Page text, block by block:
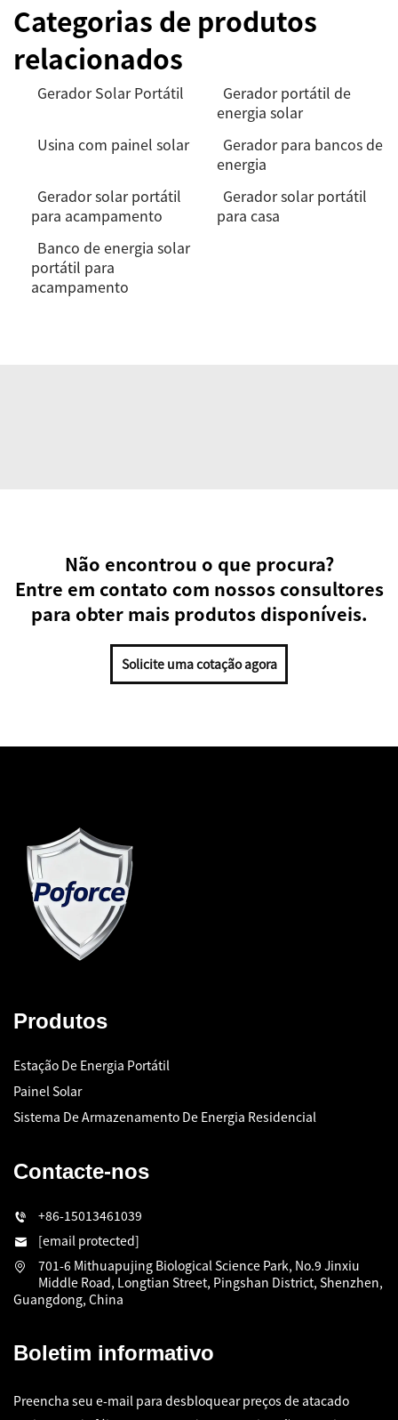
Categorias de produtos
relacionados
Gerador Solar Portátil
Gerador portátil de
energia solar
Usina com painel solar
Gerador para bancos de
energia
Gerador solar portátil
para acampamento
Gerador solar portátil
para casa
Banco de energia solar
portátil para
acampamento
Não encontrou o que procura?
Entre em contato com nossos consultores
para obter mais produtos disponíveis.
Solicite uma cotação agora
Produtos
Estação De Energia Portátil
Painel Solar
Sistema De Armazenamento De Energia Residencial
Contacte-nos
+86-15013461039
[email protected]
701-6 Mithuapujing Biological Science Park, No.9 Jinxiu
Middle Road, Longtian Street, Pingshan District, Shenzhen,
Guangdong, China
Boletim informativo
Preencha seu e-mail para desbloquear preços de atacado